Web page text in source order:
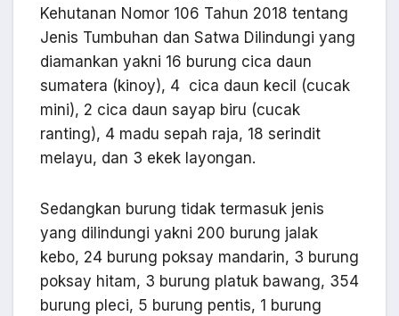
Kehutanan Nomor 106 Tahun 2018 tentang
Jenis Tumbuhan dan Satwa Dilindungi yang
diamankan yakni 16 burung cica daun
sumatera (kinoy), 4 cica daun kecil (cucak
mini), 2 cica daun sayap biru (cucak
ranting), 4 madu sepah raja, 18 serindit
melayu, dan 3 ekek layongan.
Sedangkan burung tidak termasuk jenis
yang dilindungi yakni 200 burung jalak
kebo, 24 burung poksay mandarin, 3 burung
poksay hitam, 3 burung platuk bawang, 354
burung pleci, 5 burung pentis, 1 burung